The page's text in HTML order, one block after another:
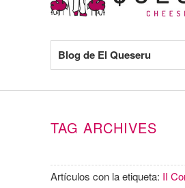
Blog de El Queseru
TAG ARCHIVES
Artículos con la etiqueta: II